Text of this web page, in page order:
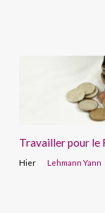
Travailler pour le
Hier Lehmann Yann